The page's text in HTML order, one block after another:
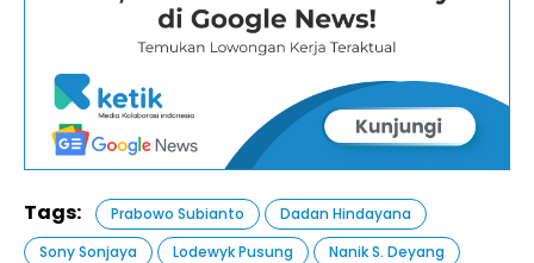
Tags: Prabowo Subianto
Dadan Hindayana
Sony Sonjaya
Lodewyk Pusung
Nanik S. Deyang